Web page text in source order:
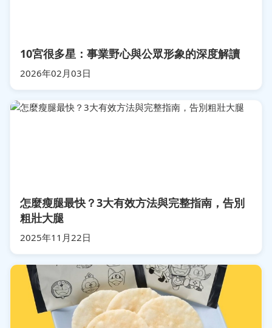
10宮很多星：事業野心與公眾形象的深度解讀
2026年02月03日
怎麼瘦腿最快？3大有效方法與完整指南，告別
粗壯大腿
2025年11月22日